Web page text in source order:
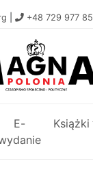
+48 729 977
E-
Książki